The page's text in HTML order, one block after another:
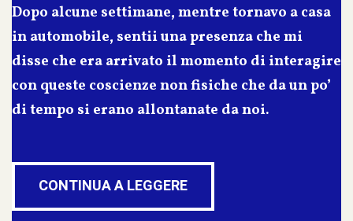
Dopo alcune settimane, mentre tornavo a casa
in automobile, sentii una presenza che mi
disse che era arrivato il momento di interagire
con queste coscienze non fisiche che da un po’
di tempo si erano allontanate da noi.
CONTINUA A LEGGERE